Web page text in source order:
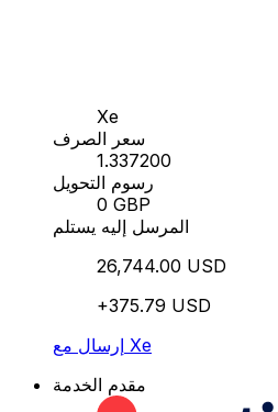
Xe
سعر الصرف
1.337200
رسوم التحويل
0 GBP
المرسل إليه يستلم
26,744.00 USD
+375.79 USD
إرسال مع Xe
مقدم الخدمة